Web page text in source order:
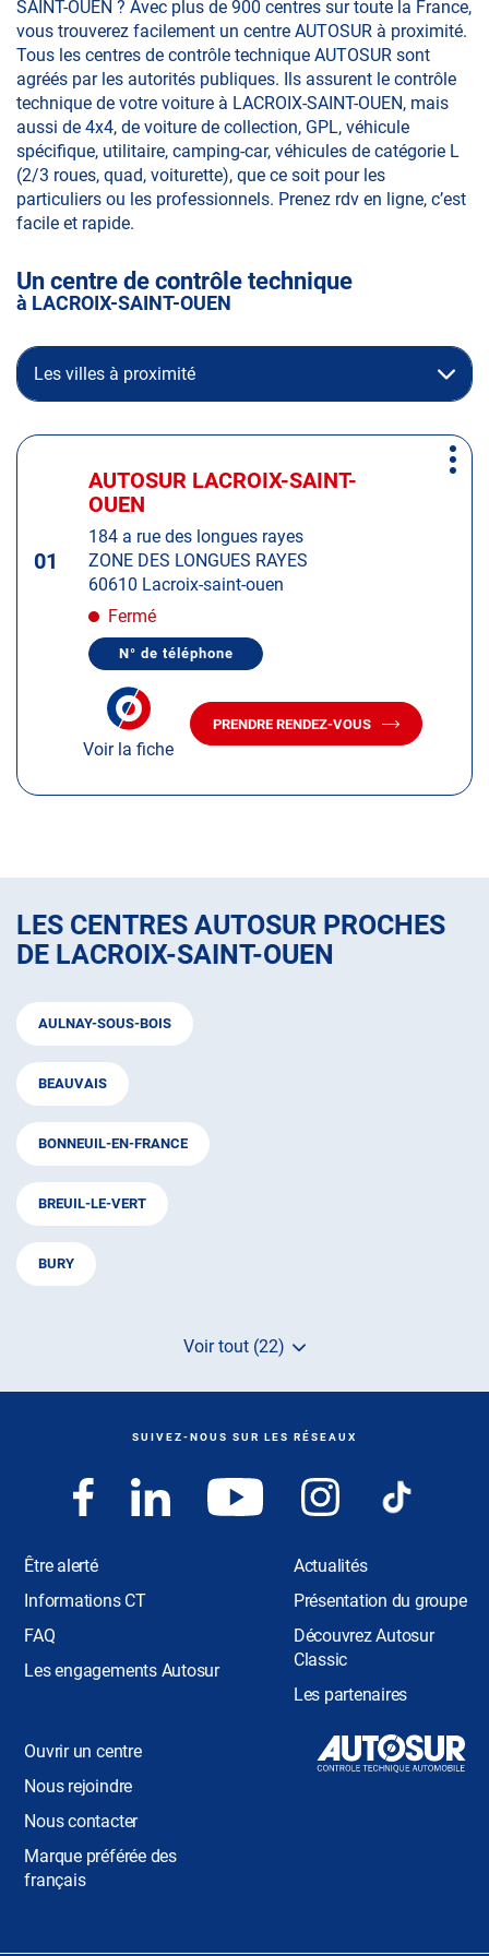
SAINT-OUEN ? Avec plus de 900 centres sur toute la France,
vous trouverez facilement un centre AUTOSUR à proximité.
Tous les centres de contrôle technique AUTOSUR sont
agréés par les autorités publiques. Ils assurent le contrôle
technique de votre voiture à LACROIX-SAINT-OUEN, mais
aussi de 4x4, de voiture de collection, GPL, véhicule
spécifique, utilitaire, camping-car, véhicules de catégorie L
(2/3 roues, quad, voiturette), que ce soit pour les
particuliers ou les professionnels. Prenez rdv en ligne, c’est
facile et rapide.
Un centre de contrôle technique
à LACROIX-SAINT-OUEN
Les villes à proximité
Appuyer
pour
informations
01
Centre
:
AUTOSUR LACROIX-SAINT-
OUEN
184 a rue des longues rayes
ZONE DES LONGUES RAYES
60610 Lacroix-saint-ouen
Fermé
N° de téléphone
AFFICHER
TÉLÉPHONE
LACROIX-
Voir la fiche
PRENDRE RENDEZ-VOUS
AVEC
Plus
LES CENTRES AUTOSUR PROCHES
DE LACROIX-SAINT-OUEN
AULNAY-SOUS-BOIS
BEAUVAIS
BONNEUIL-EN-FRANCE
BREUIL-LE-VERT
BURY
Voir tout (22)
de
de
de
SUIVEZ-NOUS SUR LES RÉSEAUX
Être alerté
Informations CT
FAQ
Les engagements Autosur
Actualités
Présentation du groupe
Découvrez Autosur
Classic
Les partenaires
Ouvrir un centre
Nous rejoindre
Nous contacter
Marque préférée des
français